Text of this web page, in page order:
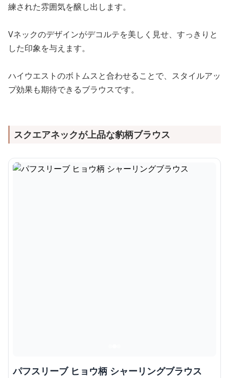
練された雰囲気を醸し出します。
Vネックのデザインがデコルテを美しく見せ、すっきりと
した印象を与えます。
ハイウエストのボトムスと合わせることで、スタイルアッ
プ効果も期待できるブラウスです。
スクエアネックが上品な豹柄ブラウス
パフスリーブ ヒョウ柄 シャーリングブラウス